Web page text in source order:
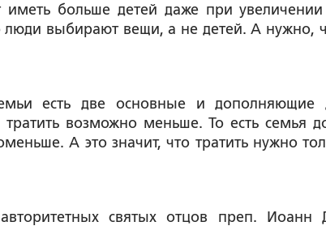
иметь больше детей даже при
люди выбирают вещи, а не детей. А нужно,
есть две основные и дополняющие
возможно меньше. То есть семья
А это значит, что тратить нужно
святых отцов преп. Иоанн